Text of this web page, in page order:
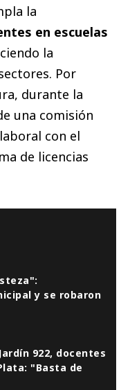
la
en escuelas
la
Por
durante la
una comisión
con el
de licencias
y se robaron
922, docentes
"Basta de